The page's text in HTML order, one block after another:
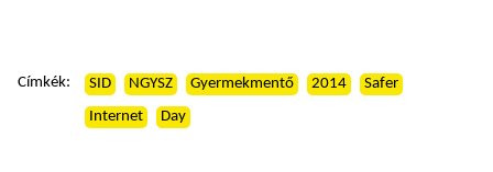
Címkék: SID NGYSZ Gyermekmentő 2014
Safer
Internet
Day